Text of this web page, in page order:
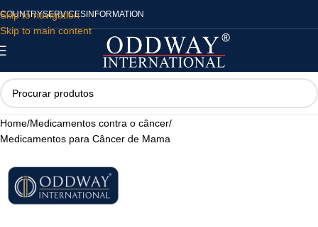
Skip to navigation
Skip to main content
COUNTRYSERVICES INFORMATION
Home/Medicamentos contra o câncer/
Medicamentos para Câncer de Mama